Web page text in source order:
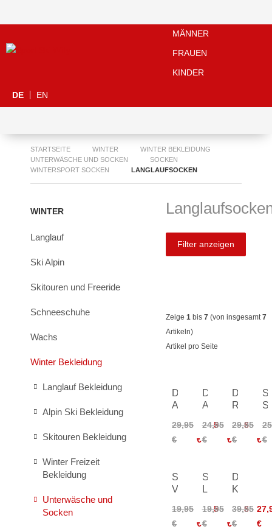
MÄNNER
FRAUEN
KINDER
DE EN
STARTSEITE WINTER
WINTER BEKLEIDUNG
UNTERWÄSCHE UND SOCKEN
SOCKEN
WINTERSPORT SOCKEN
LANGLAUFSOCKEN
WINTER
Langlauf
Ski Alpin
Skitouren und Freeride
Schneeschuhe
Wachs
Winter Bekleidung
Langlauf Bekleidung
Alpin Ski Bekleidung
Skitouren Bekleidung
Winter Freizeit
Bekleidung
Unterwäsche und
Socken
Filter anzeigen
Zeige 1 bis 7 (von insgesamt7
Artikeln)
Artikel pro Seite
Daehlie
Athlete
Socks
29,95
€
20,95
€
Daehlie
Active
Thick
Socks
24,95
€
16,95
€
Daehlie
Race
Socks
29,95
€
€€
Silvini
Vallonga
19,95
€
16,95
€
Silvini
Lattari
Socks
19,95
€
16,95
€
Daehlie
Knickers
39,95
€
€